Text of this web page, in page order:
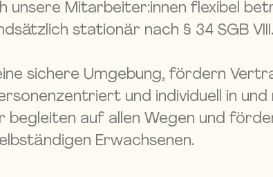
unsere Mitarbeiter:innen flexibel
stationär nach § 34 SGB VIII.
sichere Umgebung, fördern
und individuell in und
begleiten auf allen Wegen und
Erwachsenen.